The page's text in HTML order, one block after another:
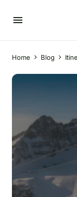
Home Blog